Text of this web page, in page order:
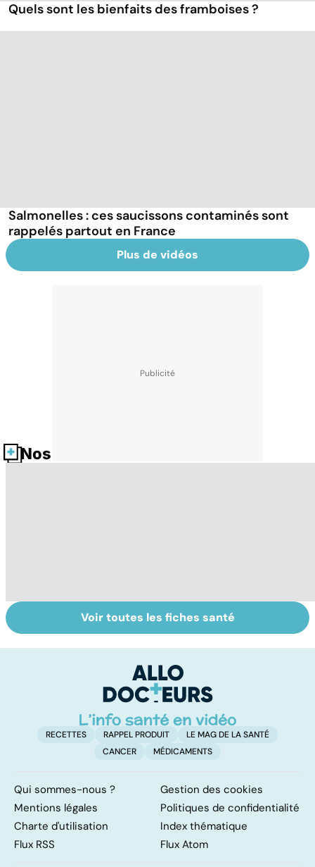
Quels sont les bienfaits des framboises ?
Salmonelles : ces saucissons contaminés sont
rappelés partout en France
Plus de vidéos
Nos fiches santé
Tout savoir sur
les infections
Inflammation des
amygdales : que
d'angine ?
Voir toutes les fiches santé
RECETTES RAPPEL PRODUIT
LE MAG DE LA SANTÉ
CANCER
MÉDICAMENTS
Qui sommes-nous ?
Gestion des cookies
Mentions légales
Politiques de confidentialité
Charte d'utilisation
Index thématique
Flux RSS
Flux Atom